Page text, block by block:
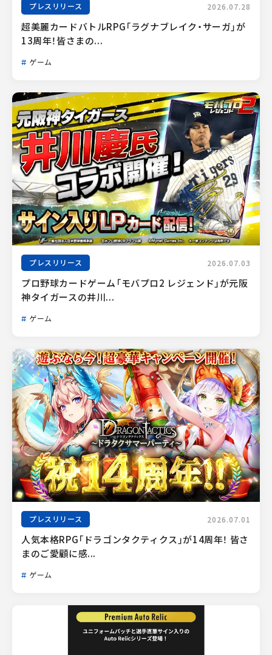
プレスリリース 2026.07.28
超美麗カードバトルRPG「ラグナブレイク・サーガ」が
13周年！皆さまの...
ゲーム
プレスリリース 2026.07.03
プロ野球カードゲーム「モバプロ2 レジェンド」が元阪
神タイガースの井川...
ゲーム
プレスリリース 2026.07.01
人気本格RPG「ドラゴンタクティクス」が14周年！ 皆さ
まのご愛顧に感...
ゲーム